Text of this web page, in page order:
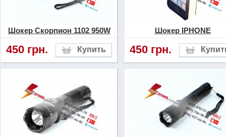
устройства от внешних
повреждений.
упаковке производителя
прописанное название
рядом с наименованием
быть уникальный
образца. Также должно
Шокер Скорпион 1102 950W
450 грн.
Шокер IPHONE
450 грн.